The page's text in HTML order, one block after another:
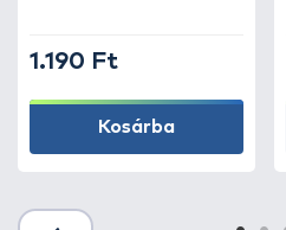
1.190 Ft
Kosárba